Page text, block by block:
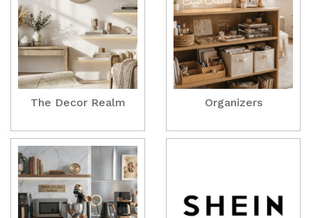
The Decor Realm Organizers